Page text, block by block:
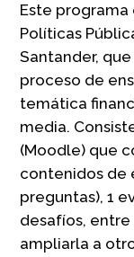
Este programa
Políticas
Santander,
proceso de
temática
media.
(Moodle) que
contenidos de
preguntas), 1
desafíos,
ampliarla a